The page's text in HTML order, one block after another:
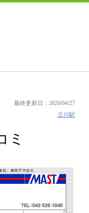
最終更新日：2020/04/27
立川駅
ミ